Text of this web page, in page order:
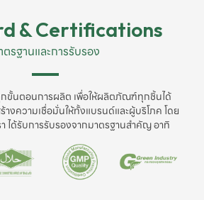
& Certifications
ตรฐานและการรับรอง
กขั้นตอนการผลิต เพื่อให้ผลิตภัณฑ์ทุกชิ้นได้
างความเชื่อมั่นให้ทั้งแบรนด์และผู้บริโภค โดย
ได้รับการรับรองจากมาตรฐานสำคัญ อาทิ